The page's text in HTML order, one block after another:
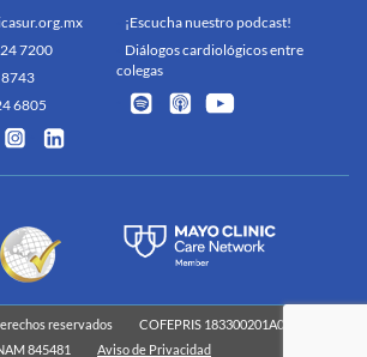
7200
8743
6805
¡Escucha nuestro podcast!
Diálogos cardiológicos entre
colegas
reservados
COFEPRIS 183300201A0829
845481
Aviso de Privacidad